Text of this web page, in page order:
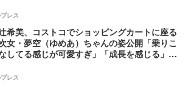
レス
希美、コストコでショッピングカートに座る
女・夢空（ゆめあ）ちゃんの姿公開「乗りこ
してる感じが可愛すぎ」「成長を感じる」の
レス